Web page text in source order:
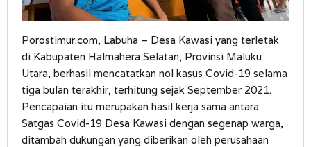
Porostimur.com, Labuha – Desa Kawasi yang terletak
di Kabupaten Halmahera Selatan, Provinsi Maluku
Utara, berhasil mencatatkan nol kasus Covid-19 selama
tiga bulan terakhir, terhitung sejak September 2021.
Pencapaian itu merupakan hasil kerja sama antara
Satgas Covid-19 Desa Kawasi dengan segenap warga,
ditambah dukungan yang diberikan oleh perusahaan